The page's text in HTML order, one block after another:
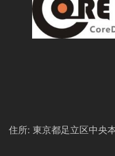
住所: 東京都足立区中央